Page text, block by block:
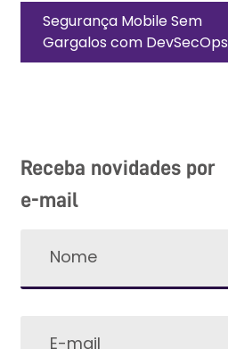
Segurança Mobile Sem
Gargalos com DevSecOps
Receba novidades por
e-mail